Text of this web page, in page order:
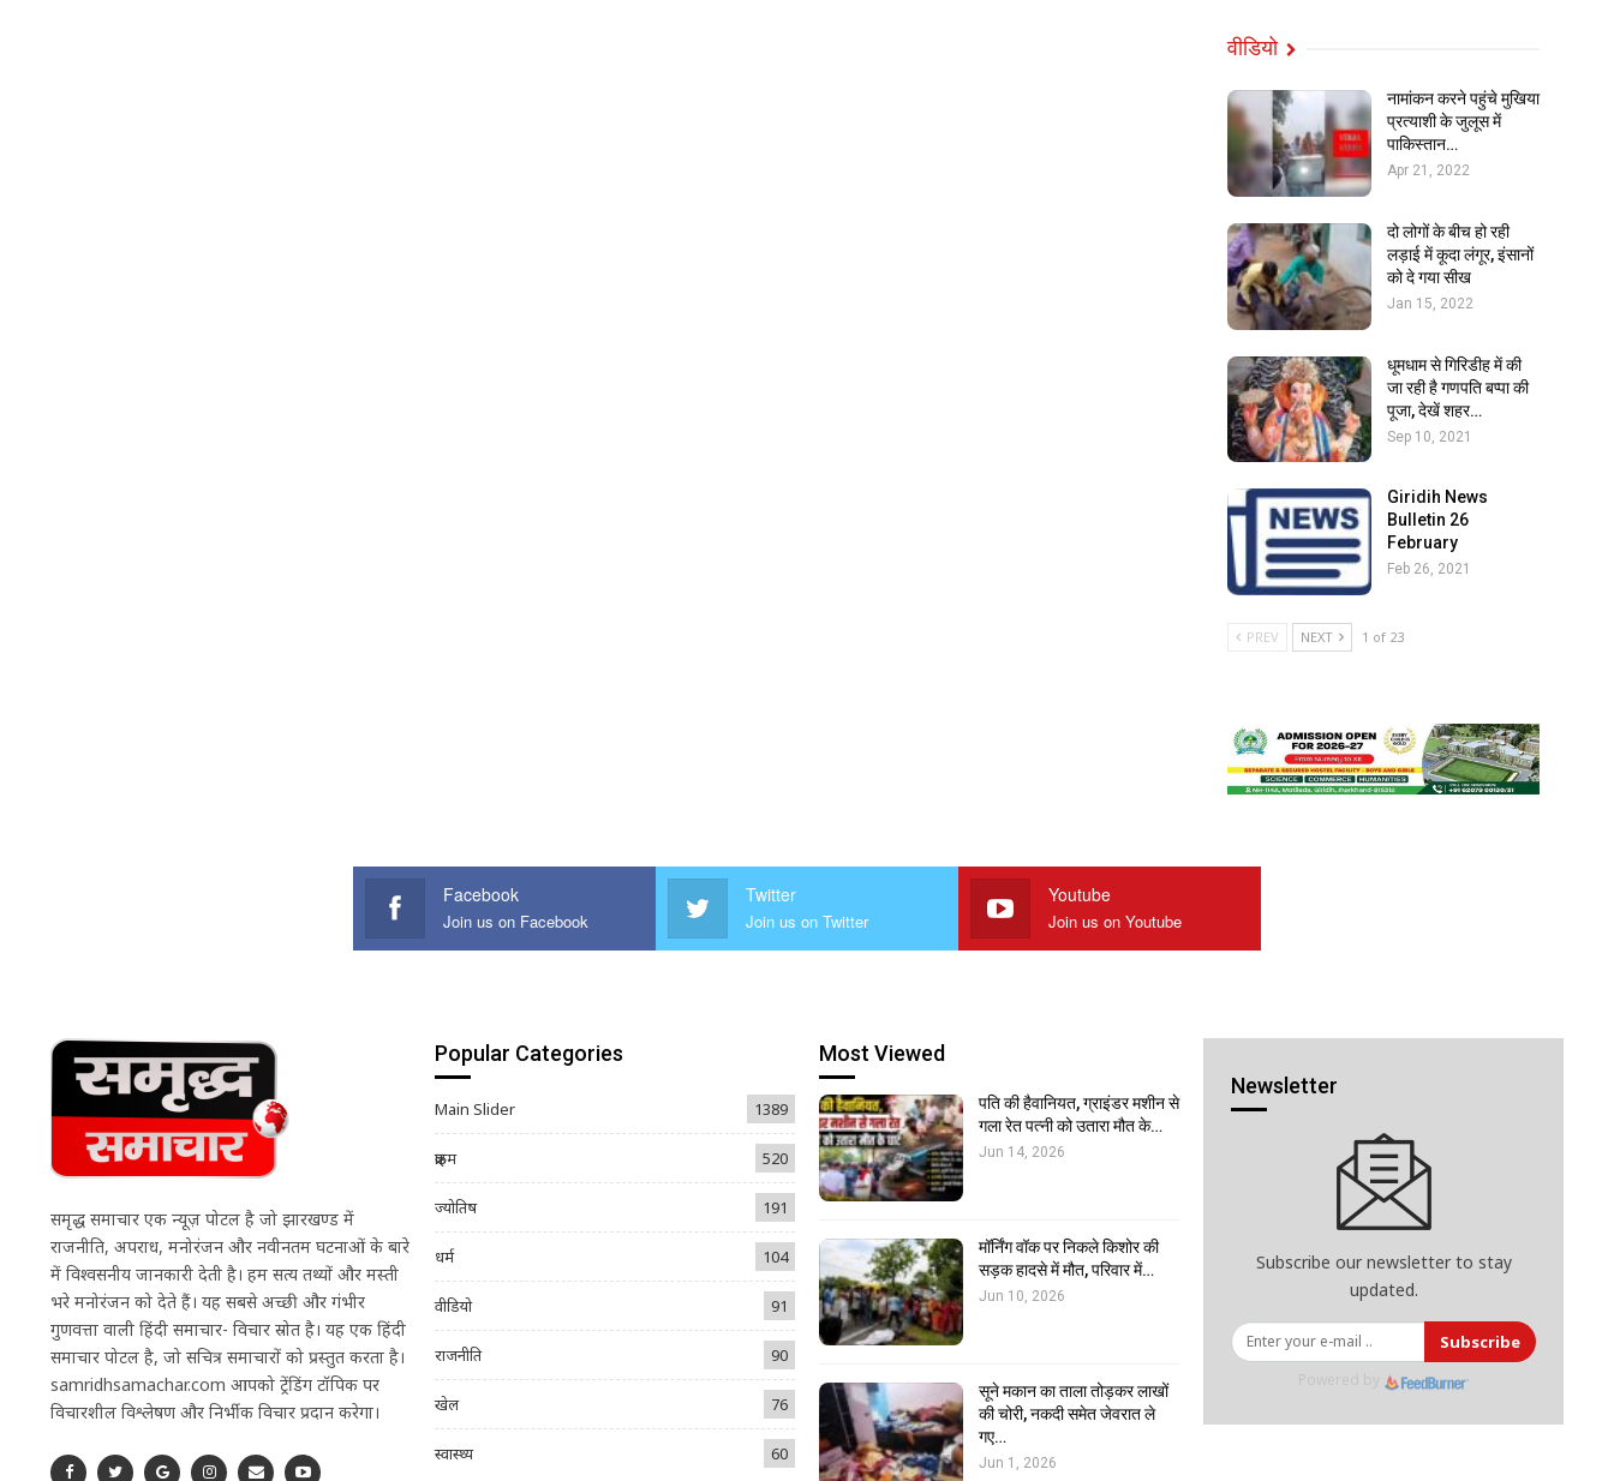
वीडियो
नामांकन करने पहुंचे मुखिया
प्रत्याशी के जुलूस में
पाकिस्तान…
Apr 21, 2022
दो लोगों के बीच हो रही
लड़ाई में कूदा लंगूर, इंसानों
को दे गया सीख
Jan 15, 2022
धूमधाम से गिरिडीह में की
जा रही है गणपति बप्पा की
पूजा, देखें शहर…
Sep 10, 2021
Giridih News
Bulletin 26
February
Feb 26, 2021
PREV NEXT 1 of 23
Facebook
Join us on Facebook
Twitter
Join us on Twitter
Youtube
Join us on Youtube
समृद्ध समाचार एक न्यूज़ पोर्टल है जो झारखण्ड में
राजनीति, अपराध, मनोरंजन और नवीनतम घटनाओं के बारे
में विश्वसनीय जानकारी देती है। हम सत्य तथ्यों और मस्ती
भरे मनोरंजन को देते हैं। यह सबसे अच्छी और गंभीर
गुणवत्ता वाली हिंदी समाचार- विचार स्रोत है। यह एक हिंदी
समाचार पोर्टल है, जो सचित्र समाचारों को प्रस्तुत करता है।
samridhsamachar.com आपको ट्रेंडिंग टॉपिक पर
विचारशील विश्लेषण और निर्भीक विचार प्रदान करेगा।
Popular Categories
Main Slider 1389
क्राइम 520
ज्योतिष 191
धर्म 104
वीडियो 91
राजनीति 90
खेल 76
स्वास्थ्य 60
Most Viewed
पति की हैवानियत, ग्राइंडर मशीन से
गला रेत पत्नी को उतारा मौत के…
Jun 14, 2026
मॉर्निंग वॉक पर निकले किशोर की
सड़क हादसे में मौत, परिवार में…
Jun 10, 2026
सूने मकान का ताला तोड़कर लाखों
की चोरी, नकदी समेत जेवरात ले
गए…
Jun 1, 2026
Newsletter
Subscribe our newsletter to stay
updated.
Subscribe